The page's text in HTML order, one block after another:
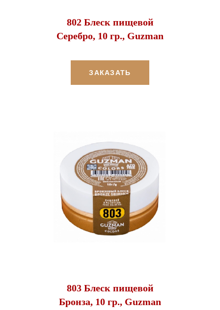
802 Блеск пищевой
Серебро, 10 гр., Guzman
ЗАКАЗАТЬ
803 Блеск пищевой
Бронза, 10 гр., Guzman